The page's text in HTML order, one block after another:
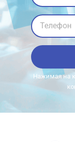
Телефон
Нажимая на